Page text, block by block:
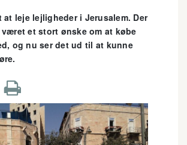
at leje lejligheder i Jerusalem. Der
et stort ønske om at købe
og nu ser det ud til at kunne
